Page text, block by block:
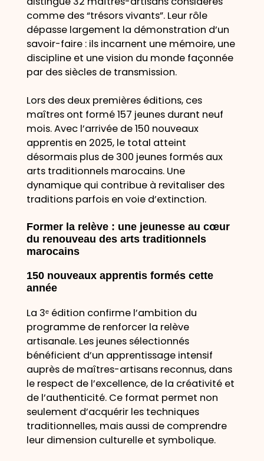
comme des “trésors vivants”. Leur rôle
dépasse largement la démonstration d’un
savoir-faire : ils incarnent une mémoire, une
discipline et une vision du monde façonnée
par des siècles de transmission.
Lors des deux premières éditions, ces
maîtres ont formé 157 jeunes durant neuf
mois. Avec l’arrivée de 150 nouveaux
apprentis en 2025, le total atteint
désormais plus de 300 jeunes formés aux
arts traditionnels marocains. Une
dynamique qui contribue à revitaliser des
traditions parfois en voie d’extinction.
Former la relève : une jeunesse au cœur
du renouveau des arts traditionnels
marocains
150 nouveaux apprentis formés cette
année
La 3ᵉ édition confirme l’ambition du
programme de renforcer la relève
artisanale. Les jeunes sélectionnés
bénéficient d’un apprentissage intensif
auprès de maîtres-artisans reconnus, dans
le respect de l’excellence, de la créativité et
de l’authenticité. Ce format permet non
seulement d’acquérir les techniques
traditionnelles, mais aussi de comprendre
leur dimension culturelle et symbolique.